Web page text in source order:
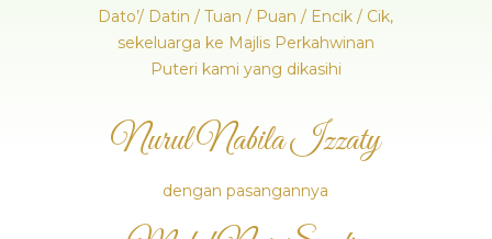
Dato’/ Datin / Tuan / Puan / Encik / Cik,
sekeluarga ke Majlis Perkahwinan
Puteri kami yang dikasihi
Nurul Nabila Izzaty
dengan pasangannya